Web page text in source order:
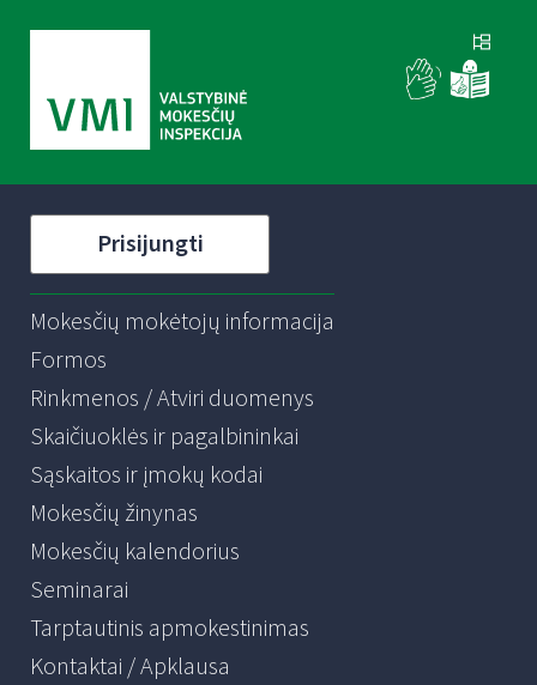
Prisijungti
Mokesčių mokėtojų informacija
Formos
Rinkmenos / Atviri duomenys
Skaičiuoklės ir pagalbininkai
Sąskaitos ir įmokų kodai
Mokesčių žinynas
Mokesčių kalendorius
Seminarai
Tarptautinis apmokestinimas
Kontaktai / Apklausa